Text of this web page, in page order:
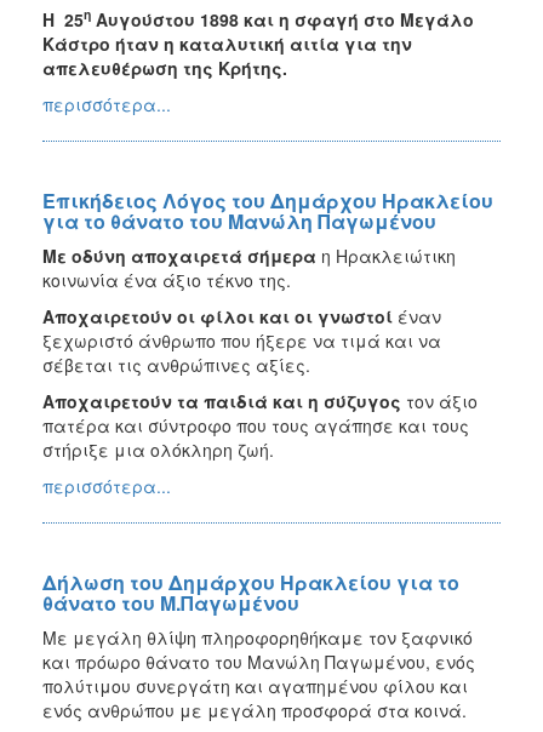
H 25η Αυγούστου 1898 και η σφαγή στο Μεγάλο
Κάστρο ήταν η καταλυτική αιτία για την
απελευθέρωση της Κρήτης.
περισσότερα...
Επικήδειος Λόγος του Δημάρχου Ηρακλείου
για το θάνατο του Μανώλη Παγωμένου
Με οδύνη αποχαιρετά σήμερα η Ηρακλειώτικη
κοινωνία ένα άξιο τέκνο της.
Αποχαιρετούν οι φίλοι και οι γνωστοί έναν
ξεχωριστό άνθρωπο που ήξερε να τιμά και να
σέβεται τις ανθρώπινες αξίες.
Αποχαιρετούν τα παιδιά και η σύζυγος τον άξιο
πατέρα και σύντροφο που τους αγάπησε και τους
στήριξε μια ολόκληρη ζωή.
περισσότερα...
Δήλωση του Δημάρχου Ηρακλείου για το
θάνατο του Μ.Παγωμένου
Με μεγάλη θλίψη πληροφορηθήκαμε τον ξαφνικό
και πρόωρο θάνατο του Μανώλη Παγωμένου, ενός
πολύτιμου συνεργάτη και αγαπημένου φίλου και
ενός ανθρώπου με μεγάλη προσφορά στα κοινά.